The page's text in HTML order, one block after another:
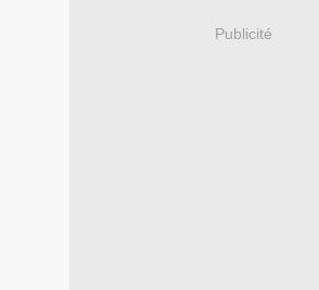
Publicité